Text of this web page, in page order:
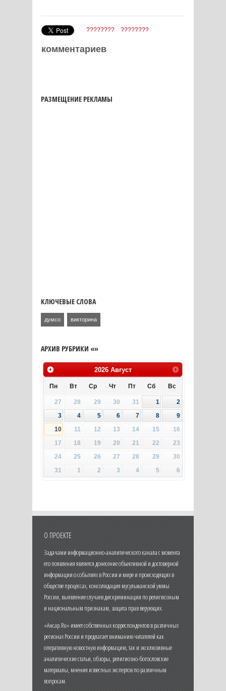
???????? ????????
комментариев
РАЗМЕЩЕНИЕ РЕКЛАМЫ
КЛЮЧЕВЫЕ СЛОВА
думсо викторина
АРХИВ РУБРИКИ «»
2026 Август
Пн Вт Ср Чт Пт Сб Вс
27 28 29 30 31 1
2
3
4 5 6 7 8
9
10
11 12 13 14 15
16
17
18 19 20 21 22
23
24
25 26 27 28 29
30
31
1 2 3 4 5 6
О ПРОЕКТЕ
Задачами информационно-аналитического канала с момента
его появления является донесение объективной и достоверной
информации о событиях в России и мире и происходящих в
обществе процессах, консолидация мусульманской уммы
России, выявление случаев дискриминации по религиозным
и национальным признакам, защита прав верующих.
«Ансар.Ru» имеет собственных корреспондентов в различных
регионах России и предлагает вниманию читателей как
оперативную новостную информацию, так и эксклюзивные
аналитические статьи, обзоры, религиозно-богословские
материалы, мнения известных экспертов по различным
вопросам.